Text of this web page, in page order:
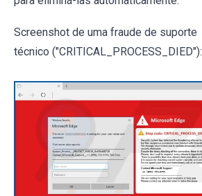
Screenshot de uma fraude de suporte
técnico ("CRITICAL_PROCESS_DIED"):